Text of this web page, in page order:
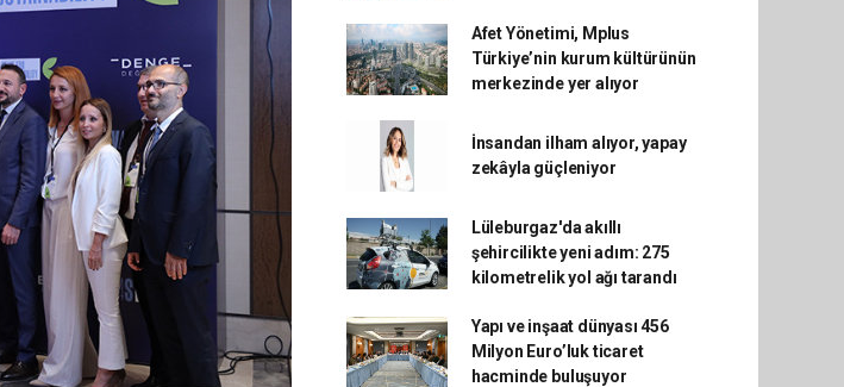
Afet Yönetimi, Mplus
Türkiye’nin kurum kültürünün
merkezinde yer alıyor
İnsandan ilham alıyor, yapay
zekâyla güçleniyor
Lüleburgaz'da akıllı
şehircilikte yeni adım: 275
kilometrelik yol ağı tarandı
Yapı ve inşaat dünyası 456
Milyon Euro’luk ticaret
hacminde buluşuyor